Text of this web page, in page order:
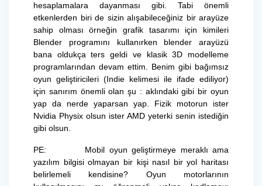
hesaplamalara dayanması gibi. Tabi önemli
etkenlerden biri de sizin alışabileceğiniz bir arayüze
sahip olması örneğin grafik tasarımı için kimileri
Blender programını kullanırken blender arayüzü
bana oldukça ters geldi ve klasik 3D modelleme
programlarından devam ettim. Benim gibi bağımsız
oyun geliştiricileri (Indie kelimesi ile ifade ediliyor)
için sanırım önemli olan şu : aklındaki gibi bir oyun
yap da nerde yaparsan yap. Fizik motorun ister
Nvidia Physix olsun ister AMD yeterki senin istediğin
gibi olsun.
PE: Mobil oyun geliştirmeye meraklı ama
yazılım bilgisi olmayan bir kişi nasıl bir yol haritası
belirlemeli kendisine? Oyun motorlarının